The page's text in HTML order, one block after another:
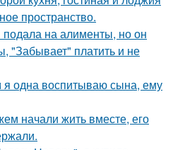
пространство.
на алименты, но он
"Забывает" платить и не
одна воспитываю сына, ему
начали жить вместе, его